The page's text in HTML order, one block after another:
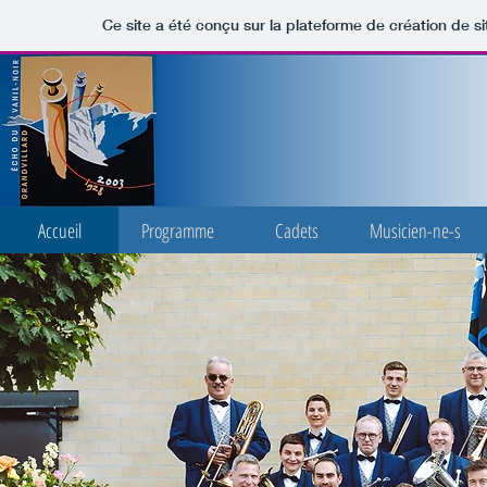
Ce site a été conçu sur la plateforme de création de
Accueil Programme Cadets Musicien-ne-s